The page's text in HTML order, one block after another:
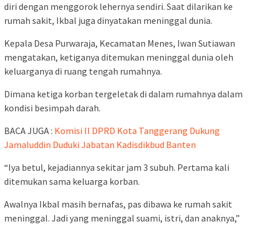
diri dengan menggorok lehernya sendiri. Saat dilarikan ke
rumah sakit, Ikbal juga dinyatakan meninggal dunia.
Kepala Desa Purwaraja, Kecamatan Menes, Iwan Sutiawan
mengatakan, ketiganya ditemukan meninggal dunia oleh
keluarganya di ruang tengah rumahnya.
Dimana ketiga korban tergeletak di dalam rumahnya dalam
kondisi besimpah darah.
BACA JUGA : Komisi II DPRD Kota Tanggerang Dukung
Jamaluddin Duduki Jabatan Kadisdikbud Banten
“Iya betul, kejadiannya sekitar jam 3 subuh. Pertama kali
ditemukan sama keluarga korban.
Awalnya Ikbal masih bernafas, pas dibawa ke rumah sakit
meninggal. Jadi yang meninggal suami, istri, dan anaknya,”